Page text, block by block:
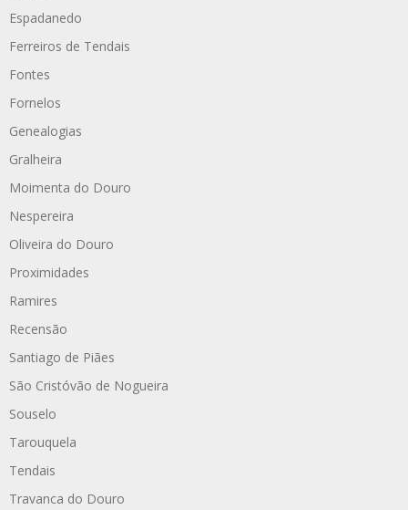
Espadanedo
Ferreiros de Tendais
Fontes
Fornelos
Genealogias
Gralheira
Moimenta do Douro
Nespereira
Oliveira do Douro
Proximidades
Ramires
Recensão
Santiago de Piães
São Cristóvão de Nogueira
Souselo
Tarouquela
Tendais
Travanca do Douro